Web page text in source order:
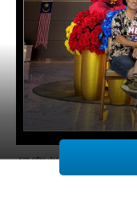
很寬敞的接待大